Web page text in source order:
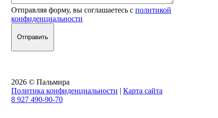
Отправляя форму, вы соглашаетесь с политикой
конфиденциальности
2026 © Пальмира
Политика конфиденциальности | Карта сайта
8 927 490-90-70